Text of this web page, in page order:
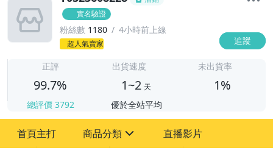
實名驗證
粉絲數 1180 4小時前上線
超人氣賣家 追蹤
正評
99.7%
總評價 3792
出貨速度
1~2 天
優於全站平均
未出貨率
1%
首頁主打 商品分類 直播影片